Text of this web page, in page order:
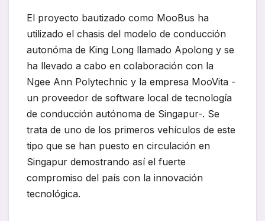
El proyecto bautizado como MooBus ha
utilizado el chasis del modelo de conducción
autonóma de King Long llamado Apolong y se
ha llevado a cabo en colaboración con la
Ngee Ann Polytechnic y la empresa MooVita -
un proveedor de software local de tecnología
de conducción autónoma de Singapur-. Se
trata de uno de los primeros vehículos de este
tipo que se han puesto en circulación en
Singapur demostrando así el fuerte
compromiso del país con la innovación
tecnológica.